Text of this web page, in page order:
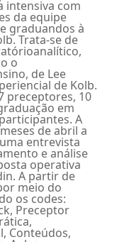
intensiva com
da equipe
graduandos à
Trata-se de
o
de Lee
de Kolb.
preceptores, 10
em
A
de abril a
entrevista
e análise
operativa
A partir de
meio do
os codes:
Preceptor
Conteúdos,